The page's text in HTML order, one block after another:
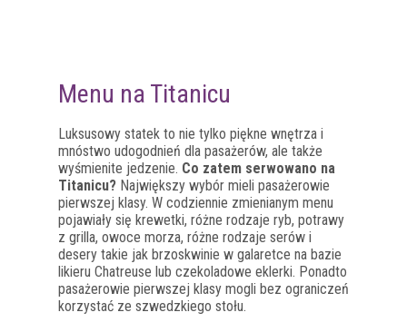
Menu na Titanicu
Luksusowy statek to nie tylko piękne wnętrza i
mnóstwo udogodnień dla pasażerów, ale także
wyśmienite jedzenie. Co zatem serwowano na
Titanicu? Największy wybór mieli pasażerowie
pierwszej klasy. W codziennie zmienianym menu
pojawiały się krewetki, różne rodzaje ryb, potrawy
z grilla, owoce morza, różne rodzaje serów i
desery takie jak brzoskwinie w galaretce na bazie
likieru Chatreuse lub czekoladowe eklerki. Ponadto
pasażerowie pierwszej klasy mogli bez ograniczeń
korzystać ze szwedzkiego stołu.